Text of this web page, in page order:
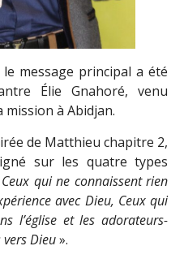
message principal a été
Élie Gnahoré, venu
mission à Abidjan.
de Matthieu chapitre 2,
sur les quatre types
Ceux qui ne connaissent rien
avec Dieu, Ceux qui
l’église et les adorateurs-
Dieu».